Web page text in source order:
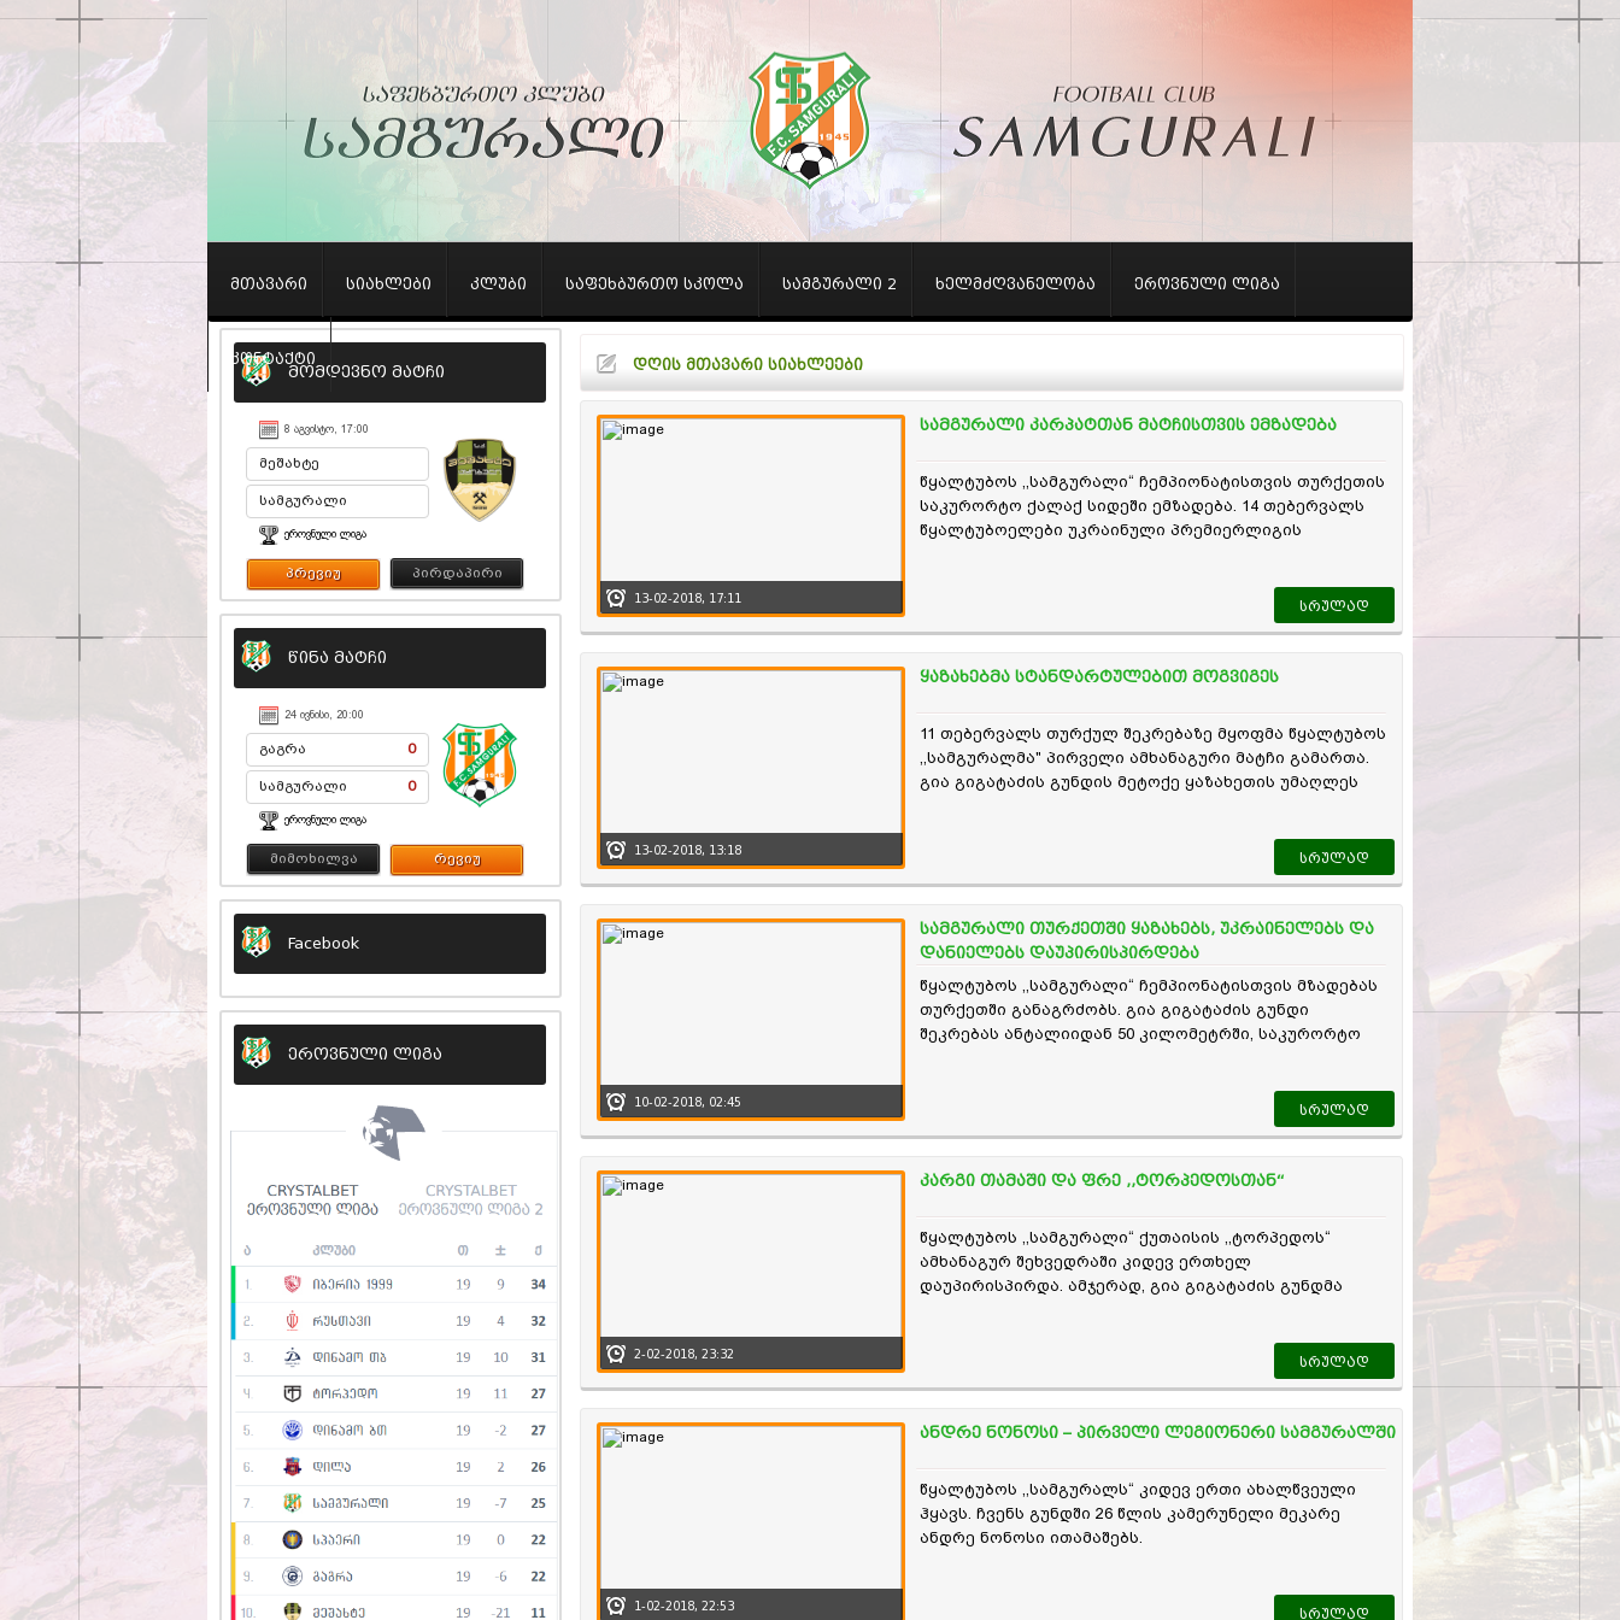
მთავარი სიახლები კლუბი საფეხბურთო სკოლა სამგურალი 2 ხელმძღვანელობა ეროვნული ლიგა
კონტაქტი
მომდევნო მატჩი
8 ᲐᲒᲕᲘᲡᲢᲝ, 17:00
მეშახტე
სამგურალი
ᲔᲠᲝᲕᲜᲣᲚᲘ ᲚᲘᲒᲐ
პრევიუ პირდაპირი
წინა მატჩი
24 ᲘᲕᲜᲘᲡᲘ, 20:00
გაგრა 0
სამგურალი 0
ᲔᲠᲝᲕᲜᲣᲚᲘ ᲚᲘᲒᲐ
მიმოხილვა რევიუ
Facebook
ეროვნული ლიგა
დღის მთავარი სიახლეები
13-02-2018, 17:11
სამგურალი კარპატთან მატჩისთვის ემზადება
წყალტუბოს ,,სამგურალი“ ჩემპიონატისთვის თურქეთის
საკურორტო ქალაქ სიდეში ემზადება. 14 თებერვალს
წყალტუბოელები უკრაინული პრემიერლიგის
სრულად
13-02-2018, 13:18
ყაზახებმა სტანდარტულებით მოგვიგეს
11 თებერვალს თურქულ შეკრებაზე მყოფმა წყალტუბოს
,,სამგურალმა" პირველი ამხანაგური მატჩი გამართა.
გია გიგატაძის გუნდის მეტოქე ყაზახეთის უმაღლეს
სრულად
10-02-2018, 02:45
სამგურალი თურქეთში ყაზახებს, უკრაინელებს და
დანიელებს დაუპირისპირდება
წყალტუბოს ,,სამგურალი“ ჩემპიონატისთვის მზადებას
თურქეთში განაგრძობს. გია გიგატაძის გუნდი
შეკრებას ანტალიიდან 50 კილომეტრში, საკურორტო
სრულად
2-02-2018, 23:32
კარგი თამაში და ფრე ,,ტორპედოსთან“
წყალტუბოს ,,სამგურალი“ ქუთაისის ,,ტორპედოს“
ამხანაგურ შეხვედრაში კიდევ ერთხელ
დაუპირისპირდა. ამჯერად, გია გიგატაძის გუნდმა
სრულად
1-02-2018, 22:53
ანდრე ნონოსი – პირველი ლეგიონერი სამგურალში
წყალტუბოს ,,სამგურალს“ კიდევ ერთი ახალწვეული
ჰყავს. ჩვენს გუნდში 26 წლის კამერუნელი მეკარე
ანდრე ნონოსი ითამაშებს.
სრულად